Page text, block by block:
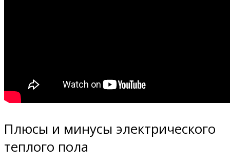
Плюсы и минусы электрического
теплого пола